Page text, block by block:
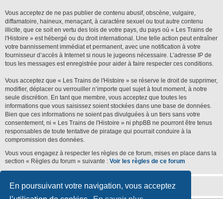
En poursuivant votre navigation, vous acceptez
Vous acceptez de ne pas publier de contenu abusif, obscène, vulgaire,
diffamatoire, haineux, menaçant, à caractère sexuel ou tout autre contenu
illicite, que ce soit en vertu des lois de votre pays, du pays où « Les Trains de
l'Histoire » est hébergé ou du droit international. Une telle action peut entraîner
votre bannissement immédiat et permanent, avec une notification à votre
fournisseur d’accès à Internet si nous le jugeons nécessaire. L’adresse IP de
tous les messages est enregistrée pour aider à faire respecter ces conditions.
Vous acceptez que « Les Trains de l'Histoire » se réserve le droit de supprimer,
modifier, déplacer ou verrouiller n’importe quel sujet à tout moment, à notre
seule discrétion. En tant que membre, vous acceptez que toutes les
informations que vous saisissez soient stockées dans une base de données.
Bien que ces informations ne soient pas divulguées à un tiers sans votre
consentement, ni « Les Trains de l'Histoire » ni phpBB ne pourront être tenus
responsables de toute tentative de piratage qui pourrait conduire à la
compromission des données.
Vous vous engagez à respecter les règles de ce forum, mises en place dans la
section « Règles du forum » suivante : Voir les règles de ce forum